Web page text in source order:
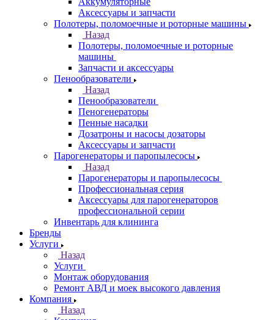
Аксессуары и запчасти
Полотеры, поломоечные и роторные машины
Назад
Полотеры, поломоечные и роторные
машины
Запчасти и аксессуары
Пенообразователи
Назад
Пенообразователи
Пеногенераторы
Пенные насадки
Дозатроны и насосы дозаторы
Аксессуары и запчасти
Парогенераторы и паропылесосы
Назад
Парогенераторы и паропылесосы
Профессиональная серия
Аксессуары для парогенераторов
профессиональной серии
Инвентарь для клининга
Бренды
Услуги
Назад
Услуги
Монтаж оборудования
Ремонт АВД и моек высокого давления
Компания
Назад